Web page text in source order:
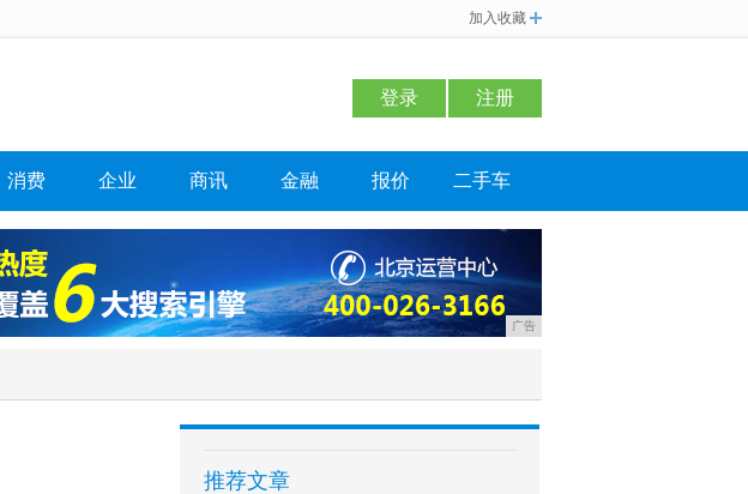
加入收藏
登录 注册
消费 企业 商讯 金融 报价 二手车
广告
推荐文章